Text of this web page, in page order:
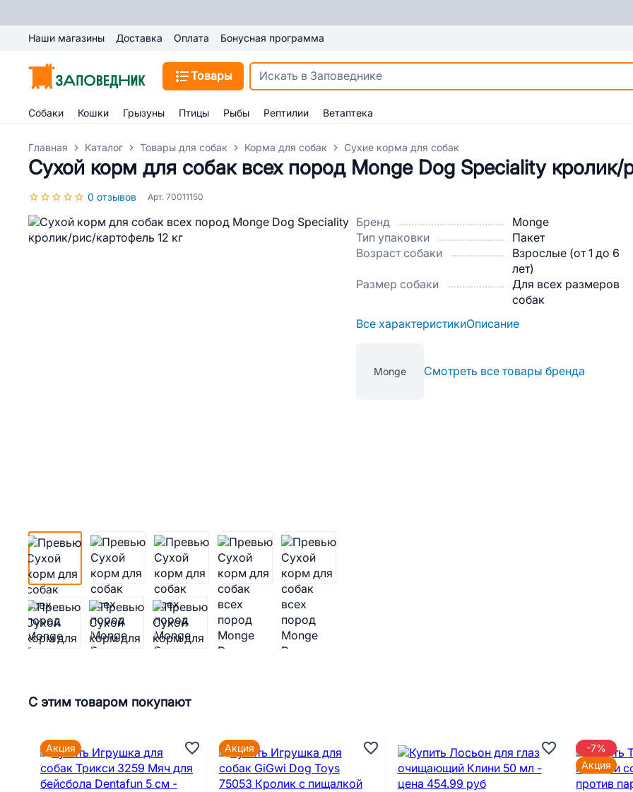
Наши магазины Доставка Оплата Бонусная программа
Товары
Собаки Кошки Грызуны Птицы Рыбы Рептилии Ветаптека
Главная Каталог Товары для собак Корма для собак Сухие корма для собак
Сухой корм для собак всех пород Monge Dog Speciality кролик/
0 отзывов Арт. 70011150
Бренд
Monge
Тип упаковки
Пакет
Возраст собаки
Взрослые (от 1 до 6
лет)
Размер собаки
Для всех размеров
собак
Все характеристикиОписание
Monge Смотреть все товары бренда
С этим товаром покупают
Акция Акция
-7%
Акция